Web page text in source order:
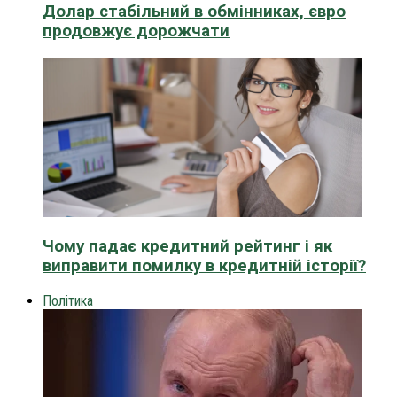
Долар стабільний в обмінниках, євро
продовжує дорожчати
Чому падає кредитний рейтинг і як
виправити помилку в кредитній історії?
Політика